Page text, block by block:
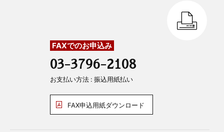
FAXでのお申込み
03-3796-2108
お支払い方法 : 振込用紙払い
FAX申込用紙ダウンロード